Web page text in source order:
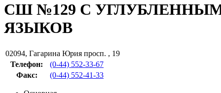
СШ №129 С
ЯЗЫКОВ
02094, Гагарина Юрия просп. , 19
Телефон:
(0-44) 552-33-67
Факс: (0-44) 552-41-33